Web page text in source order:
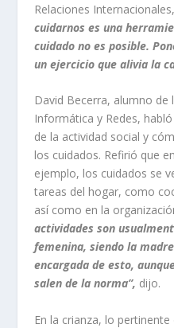
Relaciones
cuidarnos es una
cuidado no es posible.
un ejercicio que alivia la
David Becerra, alumno de
Informática y Redes, habló
de la actividad social y
los cuidados. Refirió que
ejemplo, los cuidados se
tareas del hogar, como
así como en la
actividades son
femenina, siendo la
encargada de esto,
salen de la norma”, dijo.
En la crianza, lo